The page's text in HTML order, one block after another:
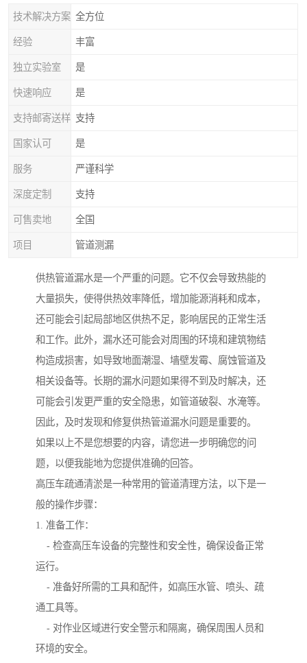
技术解决方案 全方位
经验 丰富
独立实验室 是
快速响应 是
支持邮寄送样 支持
国家认可 是
服务 严谨科学
深度定制 支持
可售卖地 全国
项目 管道测漏
供热管道漏水是一个严重的问题。它不仅会导致热能的
大量损失，使得供热效率降低，增加能源消耗和成本，
还可能会引起局部地区供热不足，影响居民的正常生活
和工作。此外，漏水还可能会对周围的环境和建筑物结
构造成损害，如导致地面潮湿、墙壁发霉、腐蚀管道及
相关设备等。长期的漏水问题如果得不到及时解决，还
可能会引发更严重的安全隐患，如管道破裂、水淹等。
因此，及时发现和修复供热管道漏水问题是重要的。
如果以上不是您想要的内容，请您进一步明确您的问
题，以便我能地为您提供准确的回答。
高压车疏通清淤是一种常用的管道清理方法，以下是一
般的操作步骤：
1. 准备工作：
- 检查高压车设备的完整性和安全性，确保设备正常
运行。
- 准备好所需的工具和配件，如高压水管、喷头、疏
通工具等。
- 对作业区域进行安全警示和隔离，确保周围人员和
环境的安全。